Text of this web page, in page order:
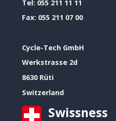
Tel: 055 211 11 11
Fax: 055 211 07 00
Cycle-Tech GmbH
Werkstrasse 2d
8630 Rüti
Switzerland
Swissness